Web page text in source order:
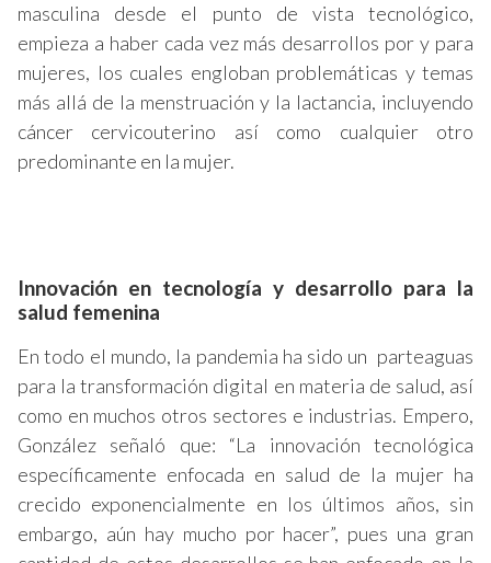
masculina desde el punto de vista tecnológico,
empieza a haber cada vez más desarrollos por y para
mujeres, los cuales engloban problemáticas y temas
más allá de la menstruación y la lactancia, incluyendo
cáncer cervicouterino así como cualquier otro
predominante en la mujer.
Innovación en tecnología y desarrollo para la
salud femenina
En todo el mundo, la pandemia ha sido un parteaguas
para la transformación digital en materia de salud, así
como en muchos otros sectores e industrias. Empero,
González señaló que: “La innovación tecnológica
específicamente enfocada en salud de la mujer ha
crecido exponencialmente en los últimos años, sin
embargo, aún hay mucho por hacer”, pues una gran